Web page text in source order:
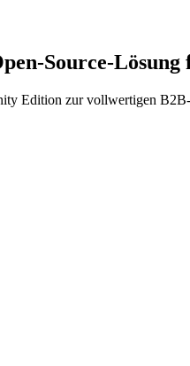
Source-
Edition zur vollwertigen